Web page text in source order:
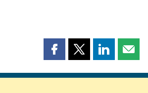
Partager
page
Partager
page
Partager
page page